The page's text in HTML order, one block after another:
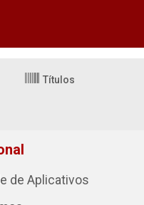
Títulos
de Aplicativos